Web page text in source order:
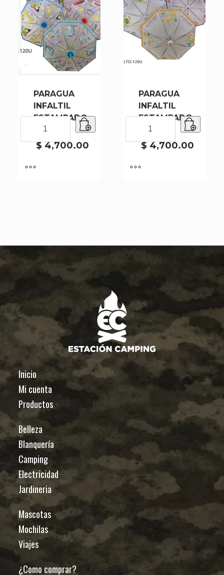
PARAGUA
INFALTIL
ESTAMPADO
K603
$4,700.00
INFALTIL
ESTAMPADO
cantidad
PARAGUA
INFALTIL
ESTAMPADO
K275
$4,700.00
INFALTIL
ESTAMPADO
cantidad
Inicio
Mi cuenta
Productos
Belleza
Blanquería
Camping
Electricidad
Jardineria
Mascotas
Mochilas
Viajes
¿Como comprar?